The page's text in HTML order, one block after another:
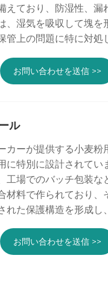
えており、防湿性、
、湿気を吸収して塊
管上の問題に特に対処
お問い合わせを送信 >>
ル
ーが提供する小麦粉
に特別に設計されて
工場でのバッチ包装な
材料で作られており、
れた保護構造を形成
お問い合わせを送信 >>